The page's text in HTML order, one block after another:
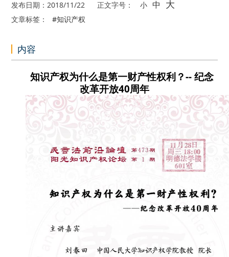
发布日期：2018/11/22 正文字号： 小 中 大
文章标签： #知识产权
内容
知识产权为什么是第一财产性权利？-- 纪念
改革开放40周年